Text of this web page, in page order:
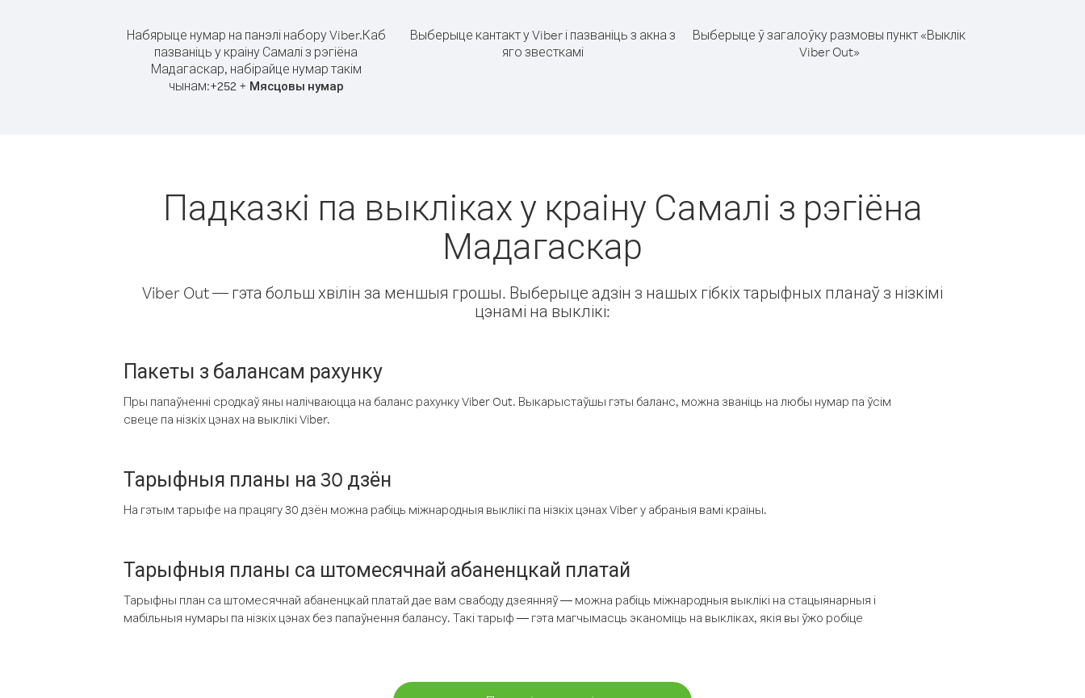
Набярыце нумар на панэлі набору Viber.Каб
пазваніць у краіну Самалі з рэгіёна
Мадагаскар, набірайце нумар такім
чынам:+252+ Мясцовы нумар
Выберыце кантакт у Viber і пазваніць з акна з
яго звесткамі
Выберыце ў загалоўку размовы пункт «Выклік
Viber Out»
Падказкі па выкліках у краіну Самалі з рэгіёна
Мадагаскар
Viber Out — гэта больш хвілін за меншыя грошы. Выберыце адзін з нашых гібкіх тарыфных планаў з нізкімі
цэнамі на выклікі:
Пакеты з балансам рахунку
Пры папаўненні сродкаў яны налічваюцца на баланс рахунку Viber Out. Выкарыстаўшы гэты баланс, можна званіць на любы нумар па ўсім
свеце па нізкіх цэнах на выклікі Viber.
Тарыфныя планы на 30 дзён
На гэтым тарыфе на працягу 30 дзён можна рабіць міжнародныя выклікі па нізкіх цэнах Viber у абраныя вамі краіны.
Тарыфныя планы са штомесячнай абаненцкай платай
Тарыфны план са штомесячнай абаненцкай платай дае вам свабоду дзеянняў — можна рабіць міжнародныя выклікі на стацыянарныя і
мабільныя нумары па нізкіх цэнах без папаўнення балансу. Такі тарыф — гэта магчымасць эканоміць на выкліках, якія вы ўжо робіце